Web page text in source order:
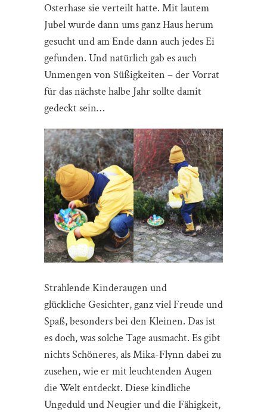
Osterhase sie verteilt hatte. Mit lautem
Jubel wurde dann ums ganz Haus herum
gesucht und am Ende dann auch jedes Ei
gefunden. Und natürlich gab es auch
Unmengen von Süßigkeiten – der Vorrat
für das nächste halbe Jahr sollte damit
gedeckt sein…
Strahlende Kinderaugen und
glückliche Gesichter, ganz viel Freude und
Spaß, besonders bei den Kleinen. Das ist
es doch, was solche Tage ausmacht. Es gibt
nichts Schöneres, als Mika-Flynn dabei zu
zusehen, wie er mit leuchtenden Augen
die Welt entdeckt. Diese kindliche
Ungeduld und Neugier und die Fähigkeit,